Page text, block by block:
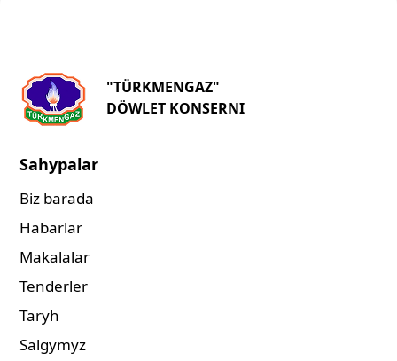
"TÜRKMENGAZ"
DÖWLET KONSERNI
Sahypalar
Biz barada
Habarlar
Makalalar
Tenderler
Taryh
Salgymyz